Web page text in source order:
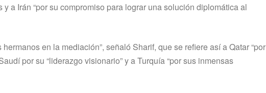
a Irán “por su compromiso para lograr una solución diplomática al
en la mediación”, señaló Sharif, que se refiere así a Qatar “por
por su “liderazgo visionario” y a Turquía “por sus inmensas